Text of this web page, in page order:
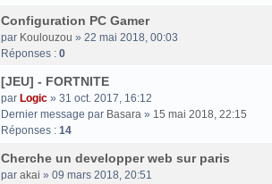
Configuration PC Gamer
par Koulouzou » 22 mai 2018, 00:03
Réponses : 0
[JEU] - FORTNITE
par Logic » 31 oct. 2017, 16:12
Dernier message par Basara » 15 mai 2018, 22:15
Réponses : 14
Cherche un developper web sur paris
par akai » 09 mars 2018, 20:51